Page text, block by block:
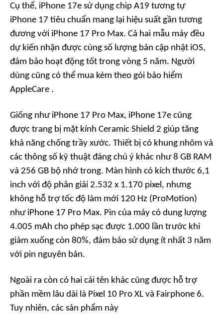
Cụ thể, iPhone 17e sử dụng chip A19 tương tự
iPhone 17 tiêu chuẩn mang lại hiệu suất gần tương
đương với iPhone 17 Pro Max. Cả hai mẫu máy đều
dự kiến nhận được cùng số lượng bản cập nhật iOS,
đảm bảo hoạt động tốt trong vòng 5 năm. Người
dùng cũng có thể mua kèm theo gói bảo hiểm
AppleCare .
Giống như iPhone 17 Pro Max, iPhone 17e cũng
được trang bị mặt kính Ceramic Shield 2 giúp tăng
khả năng chống trầy xước. Thiết bị có khung nhôm và
các thông số kỹ thuật đáng chú ý khác như 8 GB RAM
và 256 GB bộ nhớ trong. Màn hình có kích thước 6,1
inch với độ phân giải 2.532 x 1.170 pixel, nhưng
không hỗ trợ tốc độ làm mới 120 Hz (ProMotion)
như iPhone 17 Pro Max. Pin của máy có dung lượng
4.005 mAh cho phép sạc được 1.000 lần trước khi
giảm xuống còn 80%, đảm bảo sử dụng ít nhất 3 năm
với pin nguyên bản.
Ngoài ra còn có hai cái tên khác cũng được hỗ trợ
phần mềm lâu dài là Pixel 10 Pro XL và Fairphone 6.
Tuy nhiên, các sản phẩm này